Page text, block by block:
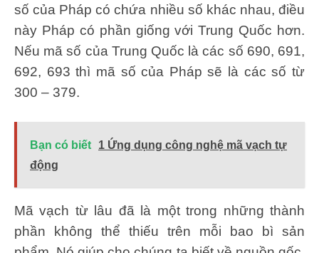
số của Pháp có chứa nhiều số khác nhau, điều
này Pháp có phần giống với Trung Quốc hơn.
Nếu mã số của Trung Quốc là các số 690, 691,
692, 693 thì mã số của Pháp sẽ là các số từ
300 – 379.
Bạn có biết
1 Ứng dụng công nghệ mã vạch tự
động
Mã vạch từ lâu đã là một trong những thành
phần không thể thiếu trên mỗi bao bì sản